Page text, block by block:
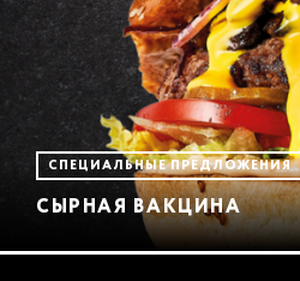
СПЕЦИАЛЬНЫЕ ПРЕДЛОЖЕНИЯ
СЫРНАЯ ВАКЦИНА